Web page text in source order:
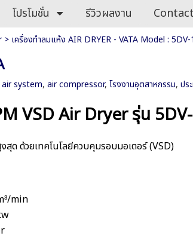
โปรโมชั่น รีวิวผลงาน
> เครื่องทำลมแห้ง AIR DRYER - VATA Model :
system, air compressor, โรงงานอุตสาหกรรม, ปร
VSD Air Dryer รุ่น
สุด ด้วยเทคโนโลยีควบคุมรอบมอเตอร์ (VSD)
min